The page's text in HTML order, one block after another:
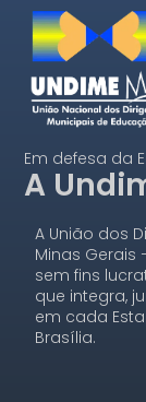
Em defesa da
A
A União dos
Minas Gerais
sem fins
que integra,
em cada
Brasília.